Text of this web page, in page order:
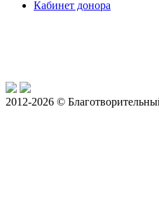
Кабинет донора
2012-2026 ©